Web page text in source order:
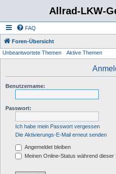
Allrad-LKW-
FAQ
Foren-Übersicht
Unbeantwortete Themen Aktive Themen
Benutzername:
Passwort:
Ich habe mein Passwort vergessen
Die Aktivierungs-E-Mail erneut senden
Angemeldet bleiben
Meinen Online-Status während